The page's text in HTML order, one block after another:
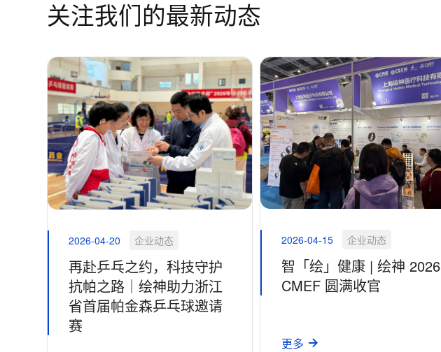
关注我们的最新动态
2026-04-20 企业动态
再赴乒乓之约，科技守护
抗帕之路｜绘神助力浙江
省首届帕金森乒乓球邀请
赛
2026-04-15 企业动态
智「绘」健康 | 绘神 2026
CMEF 圆满收官
更多